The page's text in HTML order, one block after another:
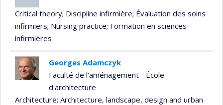
Critical theory; Discipline infirmière; Évaluation des soins
infirmiers; Nursing practice; Formation en sciences
infirmières
Georges Adamczyk
Faculté de l'aménagement - École
d'architecture
Architecture; Architecture, landscape, design and urban